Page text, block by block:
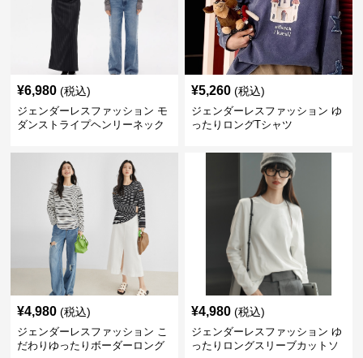
¥6,980 (税込)
ジェンダーレスファッション モ
ダンストライプヘンリーネック
¥5,260 (税込)
ジェンダーレスファッション ゆ
ったりロングTシャツ
¥4,980 (税込)
ジェンダーレスファッション こ
だわりゆったりボーダーロング
¥4,980 (税込)
ジェンダーレスファッション ゆ
ったりロングスリーブカットソ